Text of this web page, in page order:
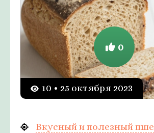
10 • 25 октября 2023
0
Вкусный и полезный